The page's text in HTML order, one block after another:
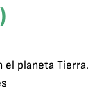
el planeta Tierra.